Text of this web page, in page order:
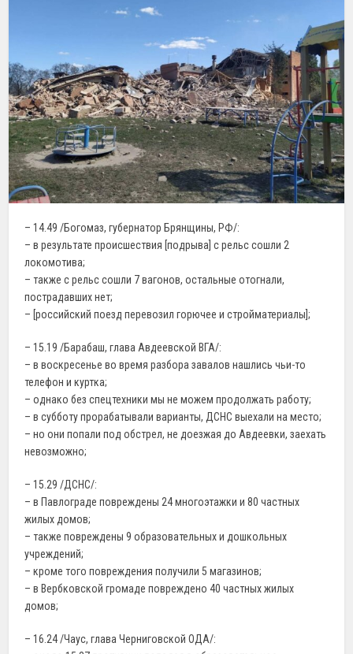
– 14.49 /Богомаз, губернатор Брянщины, РФ/:
– в результате происшествия [подрыва] с рельс сошли 2
локомотива;
– также с рельс сошли 7 вагонов, остальные отогнали,
пострадавших нет;
– [российский поезд перевозил горючее и стройматериалы];
– 15.19 /Барабаш, глава Авдеевской ВГА/:
– в воскресенье во время разбора завалов нашлись чьи-то
телефон и куртка;
– однако без спецтехники мы не можем продолжать работу;
– в субботу прорабатывали варианты, ДСНС выехали на место;
– но они попали под обстрел, не доезжая до Авдеевки, заехать
невозможно;
– 15.29 /ДСНС/:
– в Павлограде повреждены 24 многоэтажки и 80 частных
жилых домов;
– также повреждены 9 образовательных и дошкольных
учреждений;
– кроме того повреждения получили 5 магазинов;
– в Вербковской громаде повреждено 40 частных жилых
домов;
– 16.24 /Чаус, глава Черниговской ОДА/: